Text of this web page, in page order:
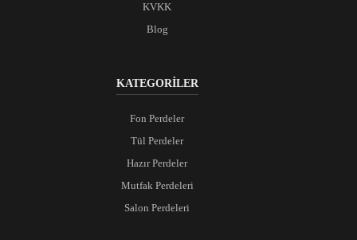
KVKK
Blog
KATEGORİLER
Fon Perdeler
Tül Perdeler
Hazır Perdeler
Mutfak Perdeleri
Salon Perdeleri